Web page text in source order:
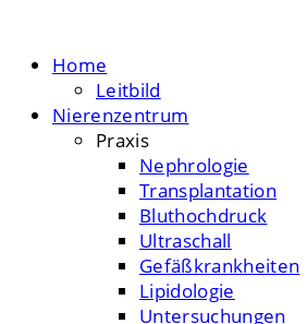
Home
Leitbild
Nierenzentrum
Praxis
Nephrologie
Transplantation
Bluthochdruck
Ultraschall
Gefäßkrankheiten
Lipidologie
Untersuchungen